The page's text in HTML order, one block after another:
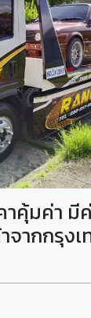
าคุ้มค่า มี
จากกรุง